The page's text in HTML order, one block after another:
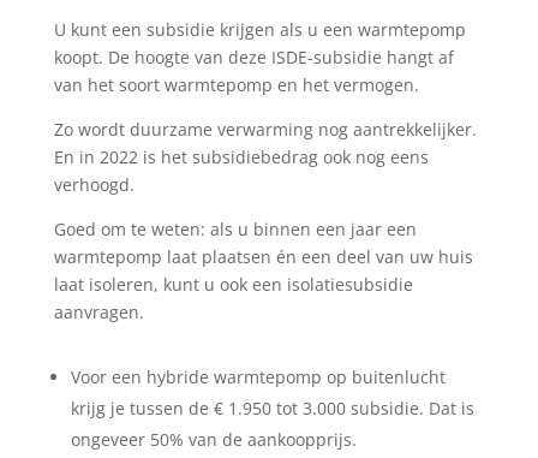
U kunt een subsidie krijgen als u een warmtepomp
koopt. De hoogte van deze ISDE-subsidie hangt af
van het soort warmtepomp en het vermogen.
Zo wordt duurzame verwarming nog aantrekkelijker.
En in 2022 is het subsidiebedrag ook nog eens
verhoogd.
Goed om te weten: als u binnen een jaar een
warmtepomp laat plaatsen én een deel van uw huis
laat isoleren, kunt u ook een isolatiesubsidie
aanvragen.
Voor een hybride warmtepomp op buitenlucht
krijg je tussen de € 1.950 tot 3.000 subsidie. Dat is
ongeveer 50% van de aankoopprijs.